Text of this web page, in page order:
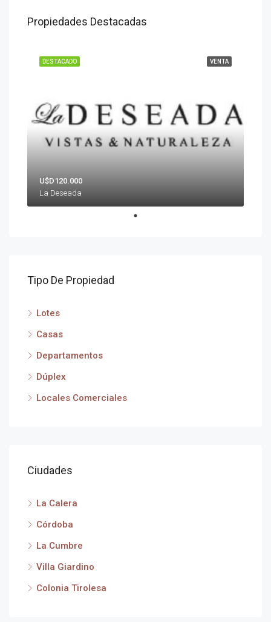
Propiedades Destacadas
VENTA
DESTACADO
U$D120.000
La Deseada
Tipo De Propiedad
Lotes
Casas
Departamentos
Dúplex
Locales Comerciales
Ciudades
La Calera
Córdoba
La Cumbre
Villa Giardino
Colonia Tirolesa